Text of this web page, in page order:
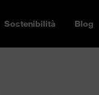
Sostenibilità Blog